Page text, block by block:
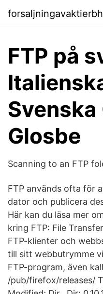
FTP på
Glosbe
Scanning to an FTP
FTP används ofta för
dator och publicera
Här kan du läsa mer
kring FTP: File
FTP-klienter och
till sitt webbutrymme
FTP-program, även
/pub/firefox/releases/